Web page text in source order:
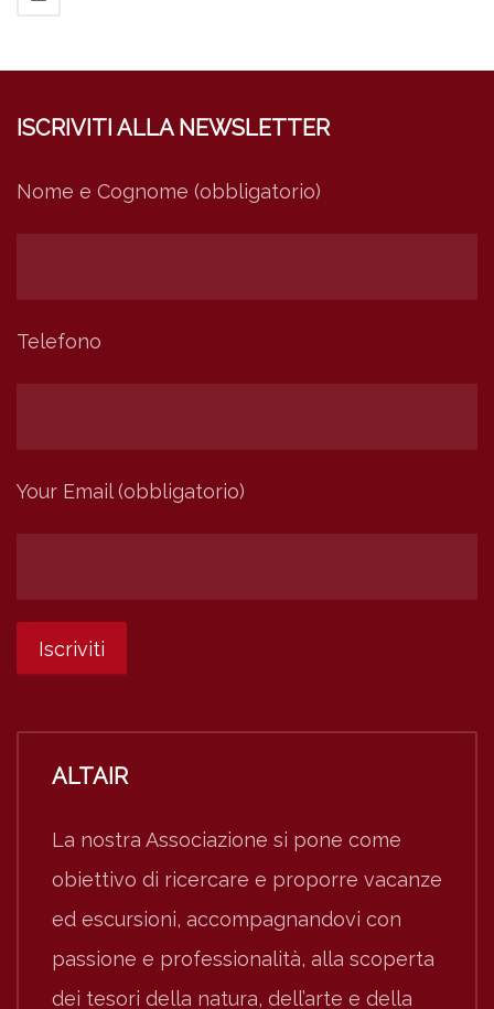
ISCRIVITI ALLA NEWSLETTER
Nome e Cognome (obbligatorio)
Telefono
Your Email (obbligatorio)
ALTAIR
La nostra Associazione si pone come
obiettivo di ricercare e proporre vacanze
ed escursioni, accompagnandovi con
passione e professionalità, alla scoperta
dei tesori della natura, dell’arte e della